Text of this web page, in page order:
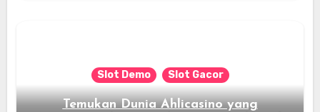
Slot Demo Slot Gacor
Temukan Dunia Ahlicasino yang